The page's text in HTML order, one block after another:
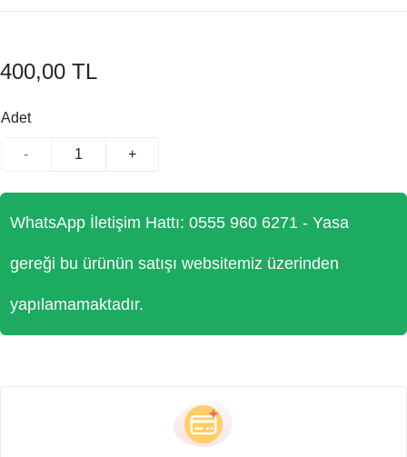
400,00 TL
Adet
- +
WhatsApp İletişim Hattı: 0555 960 6271 - Yasa
gereği bu ürünün satışı websitemiz üzerinden
yapılamamaktadır.